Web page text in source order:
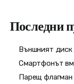
Последни
Външният
Смартфонът
Парещ флагман